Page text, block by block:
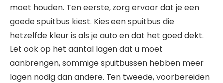
moet houden. Ten eerste, zorg ervoor dat je een
goede spuitbus kiest. Kies een spuitbus die
hetzelfde kleur is als je auto en dat het goed dekt.
Let ook op het aantal lagen dat u moet
aanbrengen, sommige spuitbussen hebben meer
lagen nodig dan andere. Ten tweede, voorbereiden